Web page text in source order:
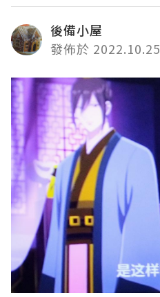
後備小屋
發佈於 2022.10.25